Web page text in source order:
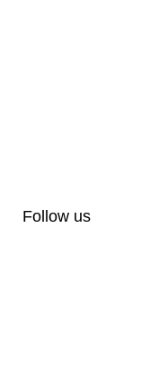
Follow us